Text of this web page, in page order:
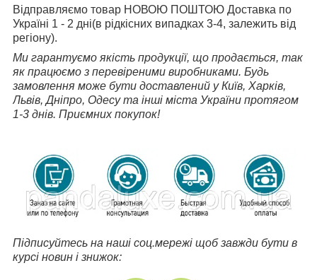
Відправляємо товар НОВОЮ ПОШТОЮ Доставка по
Україні 1 - 2 дні(в рідкісних випадках 3-4, залежить від
регіону).
Ми гарантуємо якість продукції, що продається, так
як працюємо з перевіреними виробниками. Будь
замовлення може бути доставлений у Київ, Харків,
Львів, Дніпро, Одесу та інші міста України протягом
1-3 днів. Приємних покупок!
Підписуйтесь на наші соц.мережі щоб завжди бути в
курсі новин і знижок: